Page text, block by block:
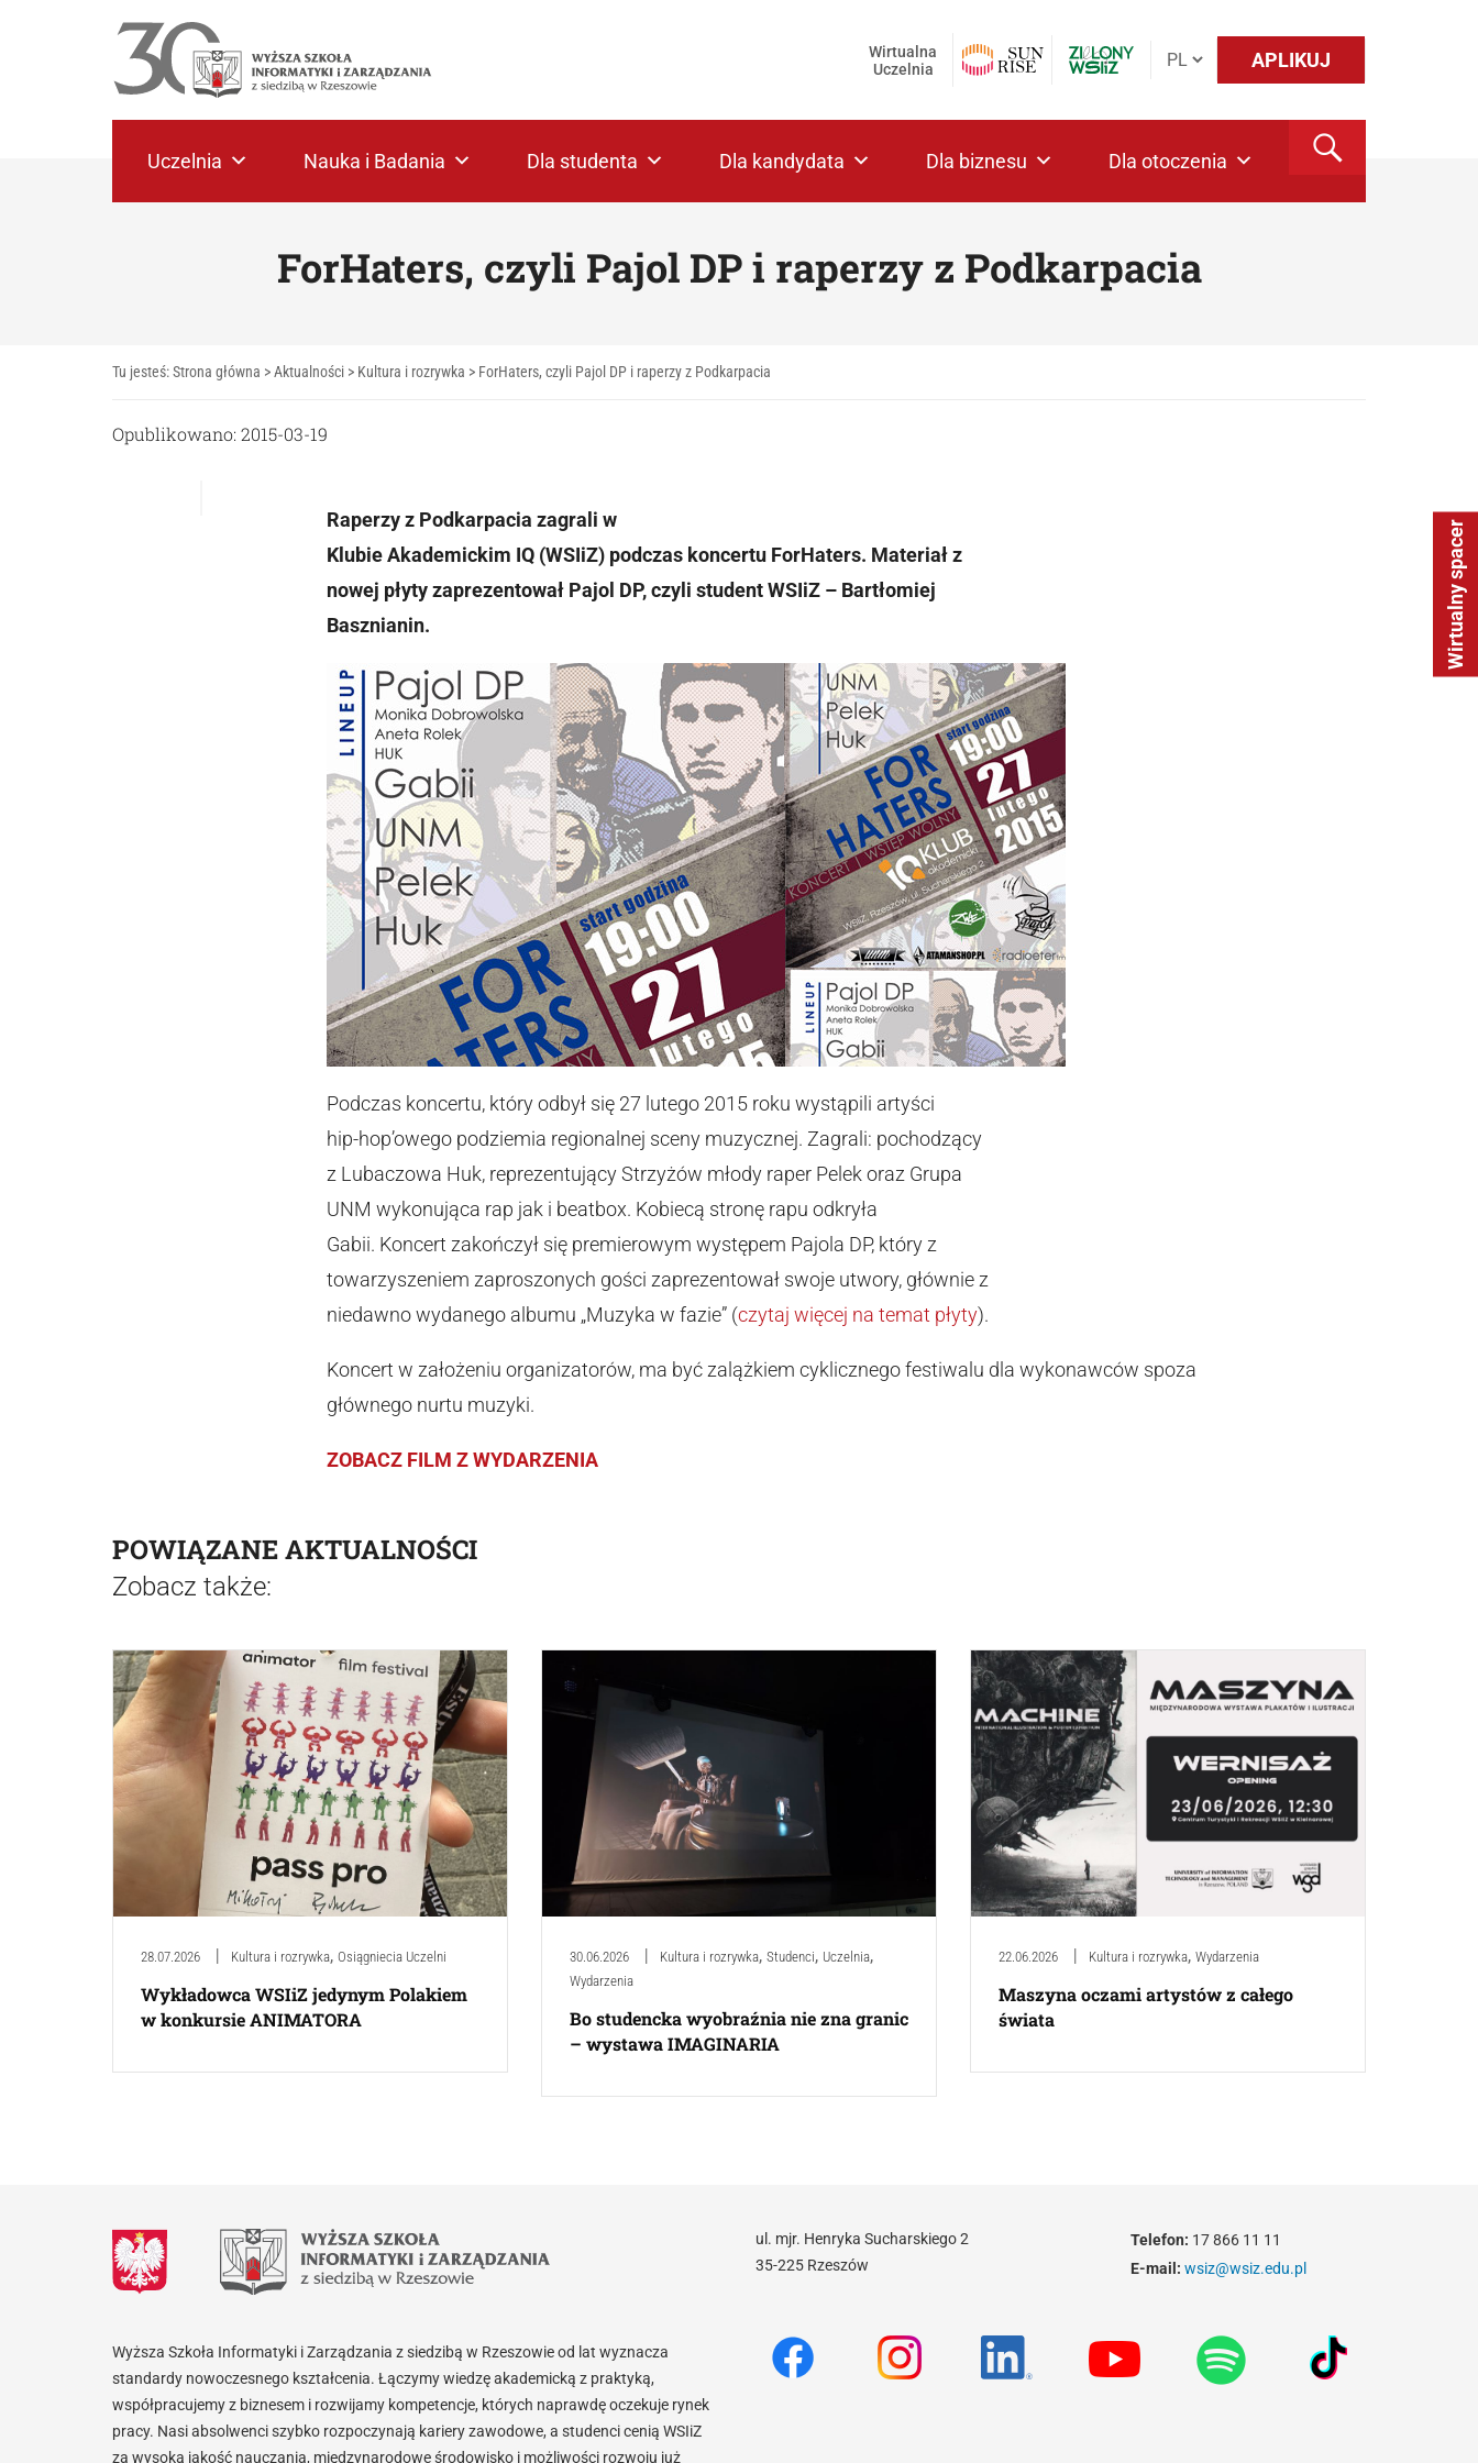
Wirtualny spacer
APLIKUJ
Wirtualna
Uczelnia
Uczelnia Nauka i Badania Dla studenta Dla kandydata Dla biznesu Dla otoczenia
ForHaters, czyli Pajol DP i raperzy z Podkarpacia
Tu jesteś:Strona główna >Aktualności > Kultura i rozrywka > ForHaters, czyli Pajol DP i raperzy z Podkarpacia
Opublikowano: 2015-03-19
Raperzy z Podkarpacia zagrali w
Klubie Akademickim IQ (WSIiZ) podczas koncertu ForHaters. Materiał z
nowej płyty zaprezentował Pajol DP, czyli student WSIiZ – Bartłomiej
Basznianin.
Podczas koncertu, który odbył się 27 lutego 2015 roku wystąpili artyści
hip-hop’owego podziemia regionalnej sceny muzycznej. Zagrali: pochodzący
z Lubaczowa Huk, reprezentujący Strzyżów młody raper Pelek oraz Grupa
UNM wykonująca rap jak i beatbox. Kobiecą stronę rapu odkryła
Gabii. Koncert zakończył się premierowym występem Pajola DP, który z
towarzyszeniem zaproszonych gości zaprezentował swoje utwory, głównie z
niedawno wydanego albumu „Muzyka w fazie” (czytaj więcej na temat płyty).
Koncert w założeniu organizatorów, ma być zalążkiem cyklicznego festiwalu dla wykonawców spoza
głównego nurtu muzyki.
ZOBACZ FILM Z WYDARZENIA
POWIĄZANE AKTUALNOŚCI
Zobacz także:
28.07.2026 Kultura i rozrywka, Osiągniecia Uczelni
Wykładowca WSIiZ jedynym Polakiem
w konkursie ANIMATORA
30.06.2026 Kultura i rozrywka, Studenci, Uczelnia,
Wydarzenia
Bo studencka wyobraźnia nie zna granic
– wystawa IMAGINARIA
22.06.2026 Kultura i rozrywka, Wydarzenia
Maszyna oczami artystów z całego
świata
Wyższa Szkoła Informatyki i Zarządzania z siedzibą w Rzeszowie od lat wyznacza
standardy nowoczesnego kształcenia. Łączymy wiedzę akademicką z praktyką,
współpracujemy z biznesem i rozwijamy kompetencje, których naprawdę oczekuje rynek
pracy. Nasi absolwenci szybko rozpoczynają kariery zawodowe, a studenci cenią WSIiZ
za wysoką jakość nauczania, międzynarodowe środowisko i możliwości rozwoju już
ul. mjr. Henryka Sucharskiego 2
35-225 Rzeszów
Telefon: 17 866 11 11
E-mail: wsiz@wsiz.edu.pl